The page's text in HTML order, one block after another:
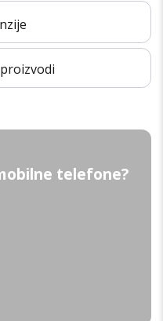
telefone?